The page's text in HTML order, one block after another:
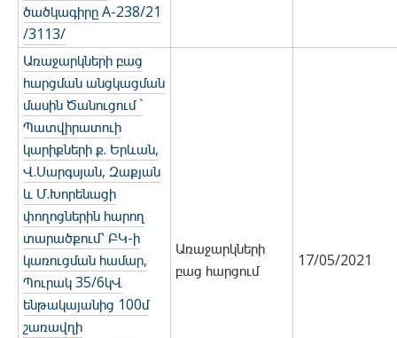
ծածկագիրը A-238/21
/3113/
Առաջարկների բաց
հարցման անցկացման
մասին Ծանուցում `
Պատվիրատուի
կարիքների ք. Երևան,
Վ.Սարգսյան, Զաքյան
և Մ.Խորենացի
փողոցներին հարող
տարածքում՝ ԲԿ-ի
կառուցման համար,
Պուրակ 35/6կՎ
ենթակայանից 100մ
շառավղի
Առաջարկների
բաց հարցում
17/05/2021